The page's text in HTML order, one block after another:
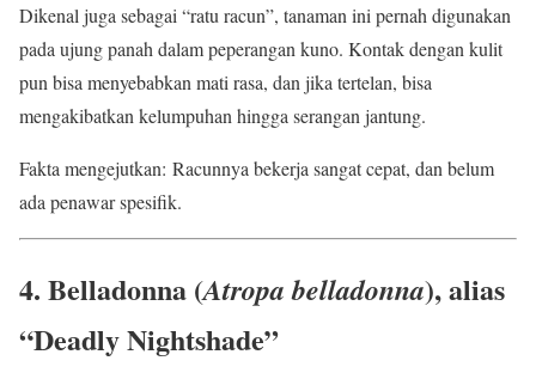
Dikenal juga sebagai “ratu racun”, tanaman ini pernah digunakan
pada ujung panah dalam peperangan kuno. Kontak dengan kulit
pun bisa menyebabkan mati rasa, dan jika tertelan, bisa
mengakibatkan kelumpuhan hingga serangan jantung.
Fakta mengejutkan: Racunnya bekerja sangat cepat, dan belum
ada penawar spesifik.
4. Belladonna (Atropa belladonna), alias
“Deadly Nightshade”